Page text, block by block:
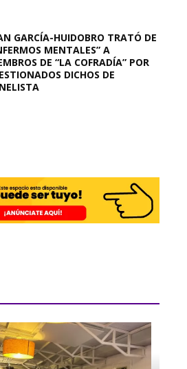
GARCÍA-HUIDOBRO TRATÓ DE
MENTALES” A
DE “LA COFRADÍA” POR
DICHOS DE